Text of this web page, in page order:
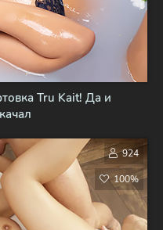
Tru Kait! Да и
924
100%